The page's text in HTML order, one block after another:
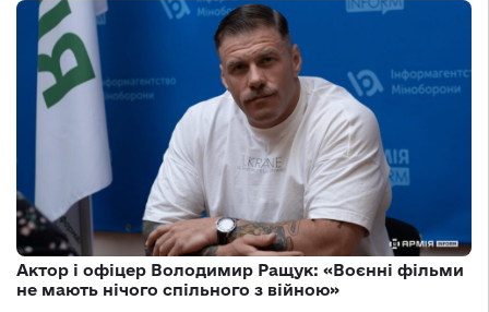
Актор і офіцер Володимир Ращук: «Воєнні фільми
не мають нічого спільного з війною»